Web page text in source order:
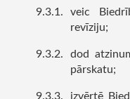
veic
revīziju;
dod
pārskatu;
izvērtē